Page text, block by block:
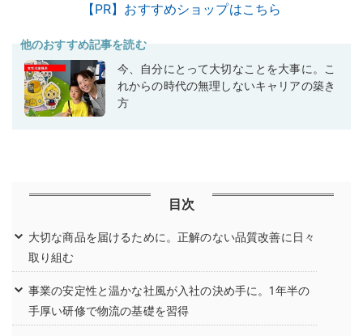
【PR】おすすめショップはこちら
他のおすすめ記事を読む
今、自分にとって大切なことを大事に。こ
れからの時代の無理しないキャリアの築き
方
目次
大切な商品を届けるために。正解のない品質改善に日々
取り組む
事業の安定性と温かな社風が入社の決め手に。1年半の
手厚い研修で物流の基礎を習得